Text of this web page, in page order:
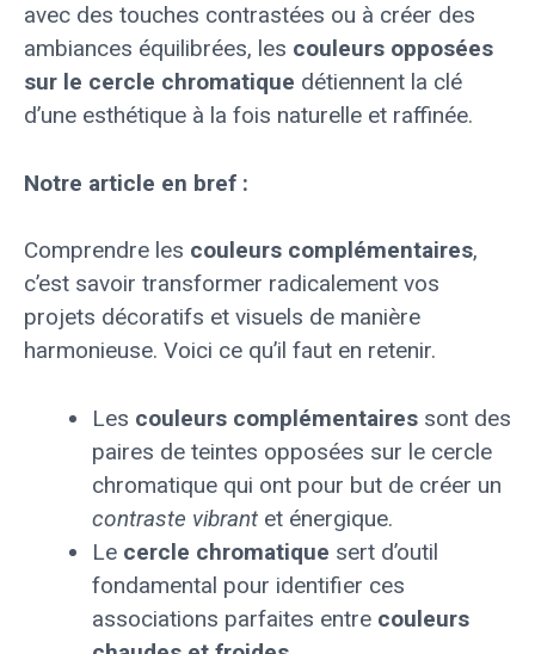
avec des touches contrastées ou à créer des
ambiances équilibrées, les couleurs opposées
sur le cercle chromatique détiennent la clé
d’une esthétique à la fois naturelle et raffinée.
Notre article en bref :
Comprendre les couleurs complémentaires,
c’est savoir transformer radicalement vos
projets décoratifs et visuels de manière
harmonieuse. Voici ce qu’il faut en retenir.
Les couleurs complémentaires sont des
paires de teintes opposées sur le cercle
chromatique qui ont pour but de créer un
contraste vibrant et énergique.
Le cercle chromatique sert d’outil
fondamental pour identifier ces
associations parfaites entre couleurs